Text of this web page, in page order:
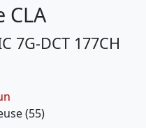
CLA
7G-DCT 177CH
(55)